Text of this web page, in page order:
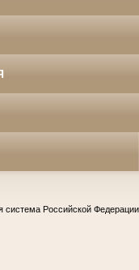
система Российской